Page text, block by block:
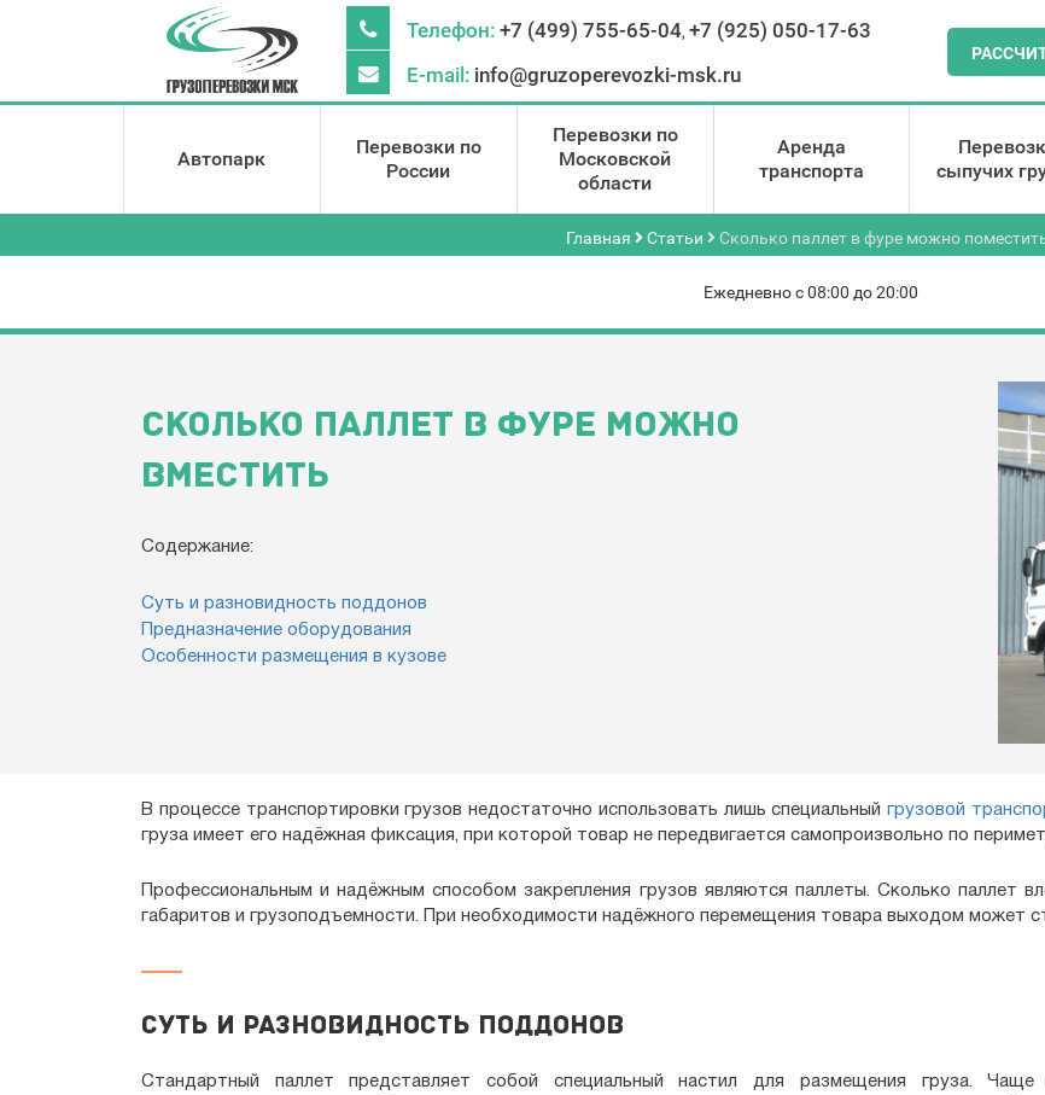
Телефон: +7 (499) 755-65-04, +7 (925) 050-17-63
E-mail: info@gruzoperevozki-msk.ru
Автопарк
Перевозки по
России
Перевозки по
Московской
области
Аренда
транспорта
сыпучих
Главная Статьи Сколько паллет в фуре можно
Ежедневно с 08:00 до 20:00
СКОЛЬКО ПАЛЛЕТ В ФУРЕ МОЖНО
ВМЕСТИТЬ
Содержание:
Суть и разновидность поддонов
Предназначение оборудования
Особенности размещения в кузове
В процессе транспортировки грузов недостаточно использовать лишь специальныйгрузовой
груза имеет его надёжная фиксация, при которой товар не передвигается самопроизвольно по
Профессиональным и надёжным способом закрепления грузов являются паллеты. Сколько паллет
габаритов и грузоподъемности. При необходимости надёжного перемещения товара выходом может
Суть и разновидность поддонов
Стандартный паллет представляет собой специальный настил для размещения груза.